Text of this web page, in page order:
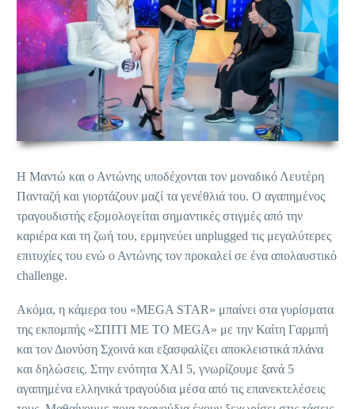
Η Μαντώ και ο Αντώνης υποδέχονται τον μοναδικό Λευτέρη
Πανταζή και γιορτάζουν μαζί τα γενέθλιά του. Ο αγαπημένος
τραγουδιστής εξομολογείται σημαντικές στιγμές από την
καριέρα και τη ζωή του, ερμηνεύει unplugged τις μεγαλύτερες
επιτυχίες του ενώ ο Αντώνης τον προκαλεί σε ένα απολαυστικό
challenge.
Ακόμα, η κάμερα του «MEGA STAR» μπαίνει στα γυρίσματα
της εκπομπής «ΣΠΙΤΙ ΜΕ ΤΟ MEGA» με την Καίτη Γαρμπή
και τον Διονύση Σχοινά και εξασφαλίζει αποκλειστικά πλάνα
και δηλώσεις. Στην ενότητα ΧΑΙ 5, γνωρίζουμε ξανά 5
αγαπημένα ελληνικά τραγούδια μέσα από τις επανεκτελέσεις